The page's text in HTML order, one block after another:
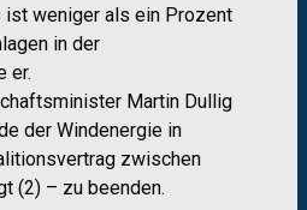
ist weniger als ein Prozent
in der
er.
Martin Dullig
der Windenergie in
zwischen
(2) – zu beenden.